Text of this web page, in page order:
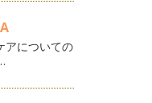
アについての